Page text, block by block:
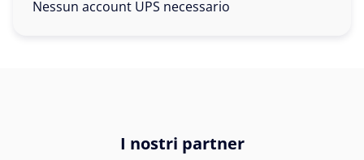
Nessun account UPS necessario
I nostri partner